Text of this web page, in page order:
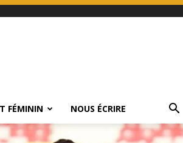
FÉMININ NOUS ÉCRIRE